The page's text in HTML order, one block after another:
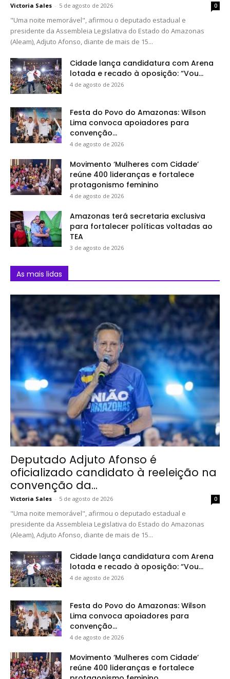
Victoria Sales - 5 de agosto de 2026 0
"Uma noite memorável", afirmou o deputado estadual e
presidente da Assembleia Legislativa do Estado do Amazonas
(Aleam), Adjuto Afonso, diante de mais de 15...
Cidade lança candidatura com Arena
lotada e recado à oposição: “Vou...
4 de agosto de 2026
Festa do Povo do Amazonas: Wilson
Lima convoca apoiadores para
convenção...
4 de agosto de 2026
Movimento ‘Mulheres com Cidade’
reúne 400 lideranças e fortalece
protagonismo feminino
4 de agosto de 2026
Amazonas terá secretaria exclusiva
para fortalecer políticas voltadas ao
TEA
3 de agosto de 2026
As mais lidas
Deputado Adjuto Afonso é
oficializado candidato à reeleição na
convenção da...
Victoria Sales - 5 de agosto de 2026 0
"Uma noite memorável", afirmou o deputado estadual e
presidente da Assembleia Legislativa do Estado do Amazonas
(Aleam), Adjuto Afonso, diante de mais de 15...
Cidade lança candidatura com Arena
lotada e recado à oposição: “Vou...
4 de agosto de 2026
Festa do Povo do Amazonas: Wilson
Lima convoca apoiadores para
convenção...
4 de agosto de 2026
Movimento ‘Mulheres com Cidade’
reúne 400 lideranças e fortalece